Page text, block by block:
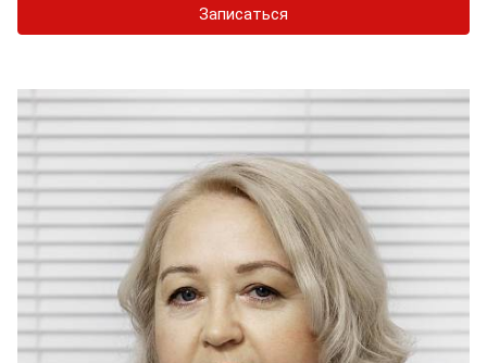
Записаться